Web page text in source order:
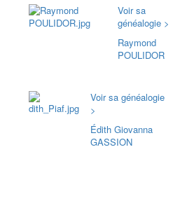
Voir sa
généalogie >
Raymond
POULIDOR
Voir sa généalogie
>
Édith Giovanna
GASSION